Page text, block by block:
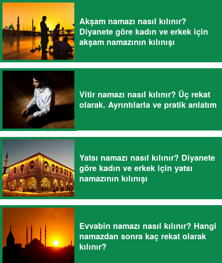
Akşam namazı nasıl kılınır?
Diyanete göre kadın ve erkek için
akşam namazının kılınışı
Vitir namazı nasıl kılınır? Üç rekat
olarak. Ayrıntılarla ve pratik anlatım
Yatsı namazı nasıl kılınır? Diyanete
göre kadın ve erkek için yatsı
namazının kılınışı
Evvabin namazı nasıl kılınır? Hangi
namazdan sonra kaç rekat olarak
kılınır?